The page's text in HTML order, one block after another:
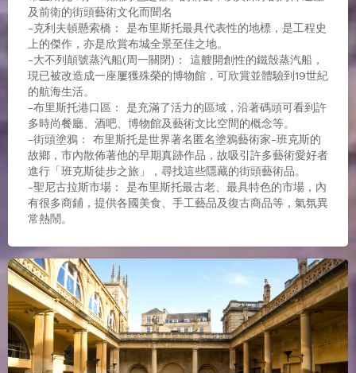
及前衛的街頭藝術文化而聞名
-克利夫頓懸索橋 : 是布里斯托最具代表性的地標，是工程史
上的傑作，亦是欣賞布城全景至佳之地。
-大不列顛號蒸汽船(周一關閉) : 這艘開創性的鐵殼蒸汽船，
現已被改造成一座屢獲殊榮的博物館，可欣賞並體驗到19世紀
的航海生活。
-布里斯托港口區 : 是充滿了活力的區域，沿著碼頭可看到許
多時尚餐廳、酒吧、博物館及藝術文比空間的概念等。
-街頭塗鴉 : 布里斯托是世界著名匿名塗鴉藝術家-班克斯的
故鄉，市內散佈著他的早期真跡作品，故吸引許多藝術愛好者
進行「班克斯徒步之旅」，尋找這些隱藏的街頭藝術品。
-聖尼古拉斯市場 : 是布里斯托最古老、最具特色的市場，內
有很多商鋪，提供各國美食、手工藝品及復古商品等，氣氛異
常熱鬧。